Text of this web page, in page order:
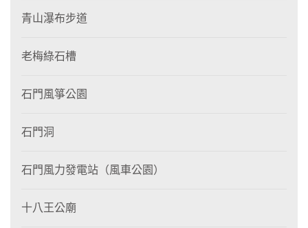
青山瀑布步道
老梅綠石槽
石門風箏公園
石門洞
石門風力發電站（風車公園）
十八王公廟